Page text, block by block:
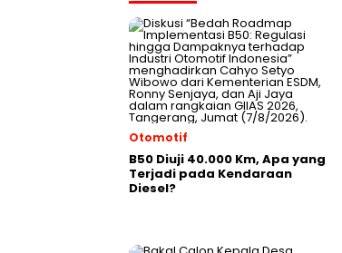
Otomotif
B50 Diuji 40.000 Km, Apa yang
Terjadi pada Kendaraan
Diesel?